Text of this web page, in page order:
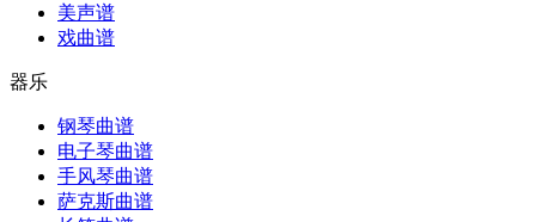
美声谱
戏曲谱
器乐
钢琴曲谱
电子琴曲谱
手风琴曲谱
萨克斯曲谱